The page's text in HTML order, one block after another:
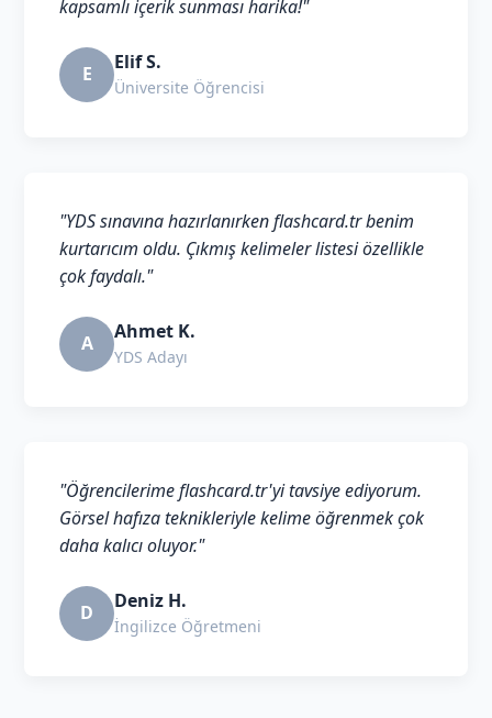
kapsamlı içerik sunması harika!"
E Elif S.
Üniversite Öğrencisi
"YDS sınavına hazırlanırken flashcard.tr benim
kurtarıcım oldu. Çıkmış kelimeler listesi özellikle
çok faydalı."
A Ahmet K.
YDS Adayı
"Öğrencilerime flashcard.tr'yi tavsiye ediyorum.
Görsel hafıza teknikleriyle kelime öğrenmek çok
daha kalıcı oluyor."
D Deniz H.
İngilizce Öğretmeni